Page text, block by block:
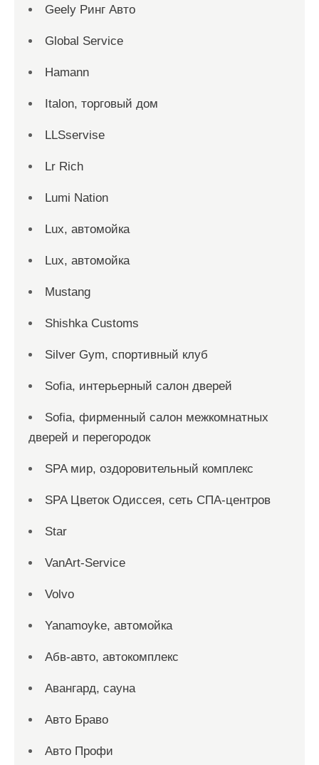
Geely Ринг Авто
Global Service
Hamann
Italon, торговый дом
LLSservise
Lr Rich
Lumi Nation
Lux, автомойка
Lux, автомойка
Mustang
Shishka Customs
Silver Gym, спортивный клуб
Sofia, интерьерный салон дверей
Sofia, фирменный салон межкомнатных
дверей и перегородок
SPA мир, оздоровительный комплекс
SPA Цветок Одиссея, сеть СПА-центров
Star
VanArt-Service
Volvo
Yanamoyke, автомойка
Абв-авто, автокомплекс
Авангард, сауна
Авто Браво
Авто Профи